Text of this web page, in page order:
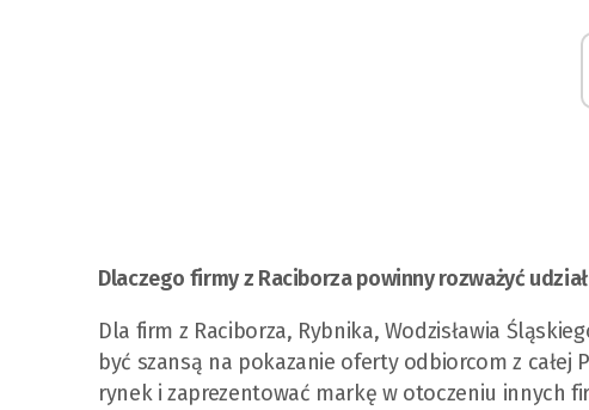
Dlaczego firmy z Raciborza powinny rozważyć
Dla firm z Raciborza, Rybnika, Wodzisławia
być szansą na pokazanie oferty odbiorcom z
rynek i zaprezentować markę w otoczeniu innych